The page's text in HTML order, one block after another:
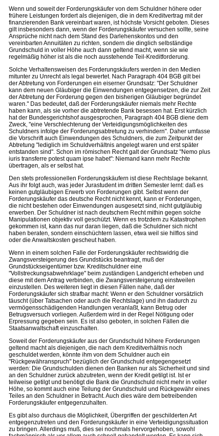
Wenn und soweit der Forderungskäufer von dem Schuldner höhere oder
frühere Leistungen fordert als diejenigen, die in dem Kreditvertrag mit der
finanzierenden Bank vereinbart waren, ist höchste Vorsicht geboten. Dieses
gilt insbesonders dann, wenn der Forderungskäufer versuchen sollte, seine
Ansprüche nicht nach dem Stand des Darlehenskontos und den
vereinbarten Annuitäten zu richten, sondern die dinglich selbständige
Grundschuld in voller Höhe auch dann geltend macht, wenn sie wie
regelmäßig höher ist als die noch ausstehende Teil-Kreditforderung.
Solche Verhaltensweisen des Forderungskäufers werden in den Medien
mitunter zu Unrecht als legal bewertet. Nach Paragraph 404 BGB gilt bei
der Abtretung von Forderungen ein eiserner Grundsatz: "Der Schuldner
kann dem neuen Gläubiger die Einwendungen entgegensetzen, die zur Zeit
der Abtretung der Forderung gegen den bisherigen Gläubiger begründet
waren." Das bedeutet, daß der Forderungskäufer niemals mehr Rechte
haben kann, als sie vorher die abtretende Bank besessen hat. Erst kürzlich
hat der Bundesgerichtshof ausgesprochen, Paragraph 404 BGB diene dem
Zweck, "eine Verschlechterung der Verteidigungsmöglichkeiten des
Schuldners infolge der Forderungsabtretung zu verhindern". Daher umfasse
die Vorschrift auch Einwendungen des Schuldners, die zum Zeitpunkt der
Abtretung "lediglich im Schuldverhältnis angelegt waren und erst später
entstanden sind". Schon im römischen Recht galt der Grundsatz "Nemo plus
iuris transferre potest quam ipse habet": Niemand kann mehr Rechte
übertragen, als er selbst hat.
Den stets professionellen Forderungskäufern ist diese Rechtslage bekannt.
Aus ihr folgt auch, was jeder Jurastudent im dritten Semester lernt: daß es
keinen gutgläubigen Erwerb von Forderungen gibt. Selbst wenn der
Forderungskäufer das deutsche Recht nicht kennt, kann er Forderungen,
die nicht bestehen oder Einwendungen ausgesetzt sind, nicht gutgläubig
erwerben. Der Schuldner ist nach deutschem Recht mithin gegen solche
Manipulationen objektiv voll geschützt. Wenn es trotzdem zu Katastrophen
gekommen ist, kann das nur daran liegen, daß die Schuldner sich nicht
haben beraten, sondern einschüchtern lassen, etwa weil sie hilflos sind
oder die Anwaltskosten gescheut haben.
Wenn in einem solchen Falle der Forderungskäufer rechtswidrig die
Zwangsversteigerung des Grundstücks beantragt, muß der
Grundstückseigentümer bzw. Kreditschuldner eine
"Vollstreckungsabwehrklage" beim zuständigen Landgericht erheben und
diese mit dem Antrag verbinden, die Zwangsversteigerung einstweilen
einzustellen. Des weiteren liegt in diesen Fällen nahe, daß der
Forderungskäufer sich strafbar macht: Wenn er den Schuldner vorsätzlich
täuscht (über Tatsachen oder auch die Rechtslage) und ihn dadurch zu
vermögensschädigenden Handlungen veranlaßt, kann Betrug oder
Betrugsversuch vorliegen. Außerdem wird in der Regel Nötigung oder
Erpressung gegeben sein. Es ist also geboten, in solchen Fällen die
Staatsanwaltschaft einzuschalten.
Soweit der Forderungskäufer aus der Grundschuld höhere Forderungen
geltend macht als diejenigen, die nach dem Kreditverhältnis noch
geschuldet werden, könnte ihm von dem Schuldner auch ein
"Rückgewähranspruch" bezüglich der Grundschuld entgegengesetzt
werden: Die Grundschulden dienen den Banken nur als Sicherheit und sind
an den Schuldner zurück abzutreten, wenn der Kredit getilgt ist. Ist er
teilweise getilgt und benötigt die Bank die Grundschuld nicht mehr in voller
Höhe, so kommt auch eine Teilung der Grundschuld und Rückgewähr eines
Teiles an den Schuldner in Betracht. Auch dies wäre dem betreibenden
Forderungskäufer entgegenzuhalten.
Es gibt also durchaus die Möglichkeit, Übergriffen der geschilderten Art
entgegenzutreten und den Forderungskäufer in eine Verteidigungssituation
zu bringen. Allerdings muß, dies sei nochmals hervorgehoben, sowohl